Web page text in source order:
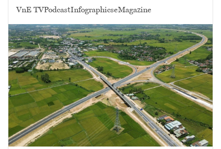
VnE TVPodcastInfographicseMagazine